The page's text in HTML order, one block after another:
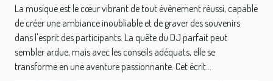
La musique est le cœur vibrant de tout événement réussi, capable
de créer une ambiance inoubliable et de graver des souvenirs
dans l'esprit des participants. La quête du DJ parfait peut
sembler ardue, mais avec les conseils adéquats, elle se
transforme en une aventure passionnante. Cet écrit...